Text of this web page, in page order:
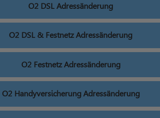
O2 DSL Adressänderung
O2 DSL & Festnetz Adressänderung
O2 Festnetz Adressänderung
O2 Handyversicherung Adressänderung